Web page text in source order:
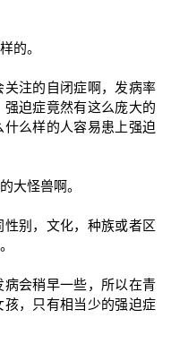
的。
注的自闭症啊，发病率
迫症竟然有这么庞大的
么样的人容易患上强迫
大怪兽啊。
别，文化，种族或者区
会稍早一些，所以在青
，只有相当少的强迫症